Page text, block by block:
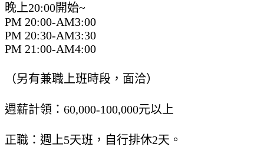
晚上20:00開始~
PM 20:00-AM3:00
PM 20:30-AM3:30
PM 21:00-AM4:00
（另有兼職上班時段，面洽）
週薪計領：60,000-100,000元以上
正職：週上5天班，自行排休2天。